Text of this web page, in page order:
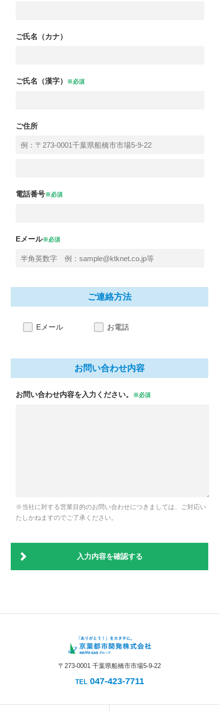
ご氏名（カナ）
ご氏名（漢字） ※必須
ご住所
電話番号※必須
Eメール※必須
ご連絡方法
Eメール お電話
お問い合わせ内容
お問い合わせ内容を入力ください。 ※必須
※当社に対する営業目的のお問い合わせにつきましては、ご対応い
たしかねますのでご了承ください。
〒273-0001 千葉県船橋市市場5-9-22
TEL 047-423-7711